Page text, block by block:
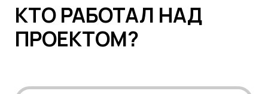
КТО РАБОТАЛ НАД
ПРОЕКТОМ?